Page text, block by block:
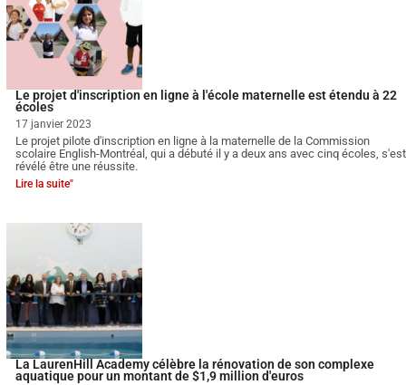
Le projet d'inscription en ligne à l'école maternelle est étendu à 22
écoles
17 janvier 2023
Le projet pilote d'inscription en ligne à la maternelle de la Commission
scolaire English-Montréal, qui a débuté il y a deux ans avec cinq écoles, s'est
révélé être une réussite.
Lire la suite"
La LaurenHill Academy célèbre la rénovation de son complexe
aquatique pour un montant de $1,9 million d'euros